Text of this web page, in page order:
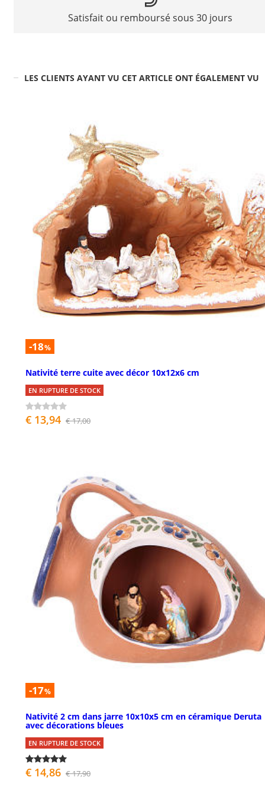
Satisfait ou remboursé sous 30 jours
LES CLIENTS AYANT VU CET ARTICLE ONT ÉGALEMENT VU
-18%
Nativité terre cuite avec décor 10x12x6 cm
EN RUPTURE DE STOCK
€ 13,94 € 17,00
-17%
Nativité 2 cm dans jarre 10x10x5 cm en céramique Deruta
avec décorations bleues
EN RUPTURE DE STOCK
€ 14,86 € 17,90